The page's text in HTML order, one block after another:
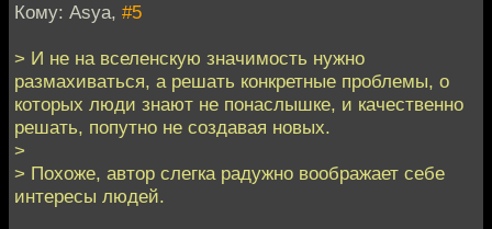
Кому: Asya, #5
> И не на вселенскую значимость нужно
размахиваться, а решать конкретные проблемы, о
которых люди знают не понаслышке, и качественно
решать, попутно не создавая новых.
>
> Похоже, автор слегка радужно воображает себе
интересы людей.